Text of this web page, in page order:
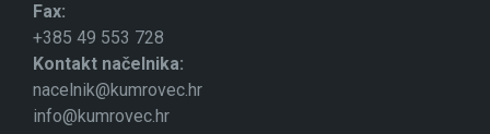
Fax:
+385 49 553 728
Kontakt načelnika:
nacelnik@kumrovec.hr
info@kumrovec.hr